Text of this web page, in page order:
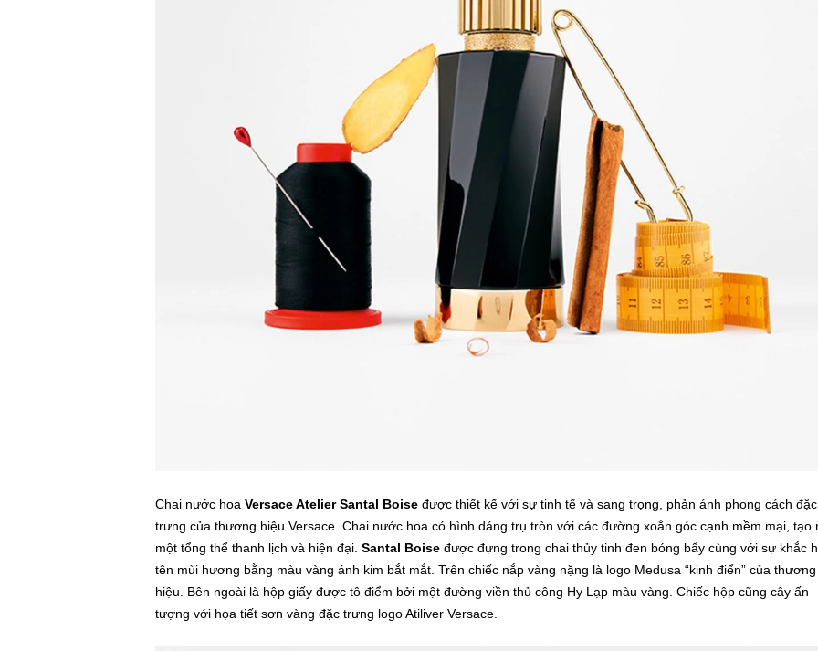
Chai nước hoa Versace Atelier Santal Boise được thiết kế với sự tinh tế và sang trọng, phản ánh phong cách đặc
trưng của thương hiệu Versace. Chai nước hoa có hình dáng trụ tròn với các đường xoắn góc cạnh mềm mại, tạo
một tổng thể thanh lịch và hiện đại. Santal Boise được đựng trong chai thủy tinh đen bóng bẩy cùng với sự khắc
tên mùi hương bằng màu vàng ánh kim bắt mắt. Trên chiếc nắp vàng nặng là logo Medusa “kinh điển” của thương
hiệu. Bên ngoài là hộp giấy được tô điểm bởi một đường viền thủ công Hy Lạp màu vàng. Chiếc hộp cũng cây ấn
tượng với họa tiết sơn vàng đặc trưng logo Atiliver Versace.